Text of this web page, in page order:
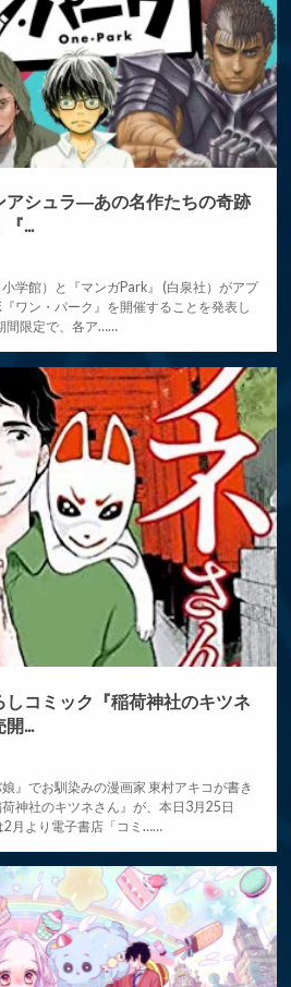
アシュラ―あの名作たちの奇跡
...
学館）と『マンガPark』 (白泉社）がアプ
ワン・パーク』を開催することを発表し
間限定で、各ア……
コミック『稲荷神社のキツネ
...
』でお馴染みの漫画家 東村アキコが書き
神社のキツネさん』が、本日3月25日
2月より電子書店「コミ……